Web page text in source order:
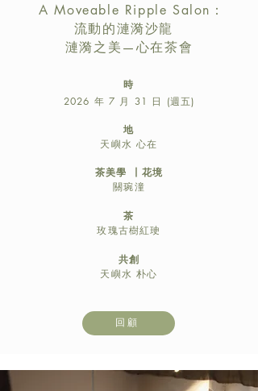
A Moveable Ripple Salon：
流動的漣漪沙龍
漣漪之美—心在茶會
時
2026 年 7 月 31 日 (週五)
地
天嶼水 心在
茶美學 丨花境
關琬潼
茶
玫瑰古樹紅㻀
共創
天嶼水 朴心
回顧